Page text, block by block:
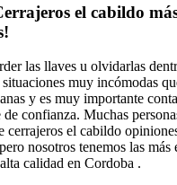
el cabildo
las llaves u olvidarlas
muy incómodas
y es muy importante
confianza. Muchas
cerrajeros el cabildo
nosotros tenemos las más
calidad en Cordoba .